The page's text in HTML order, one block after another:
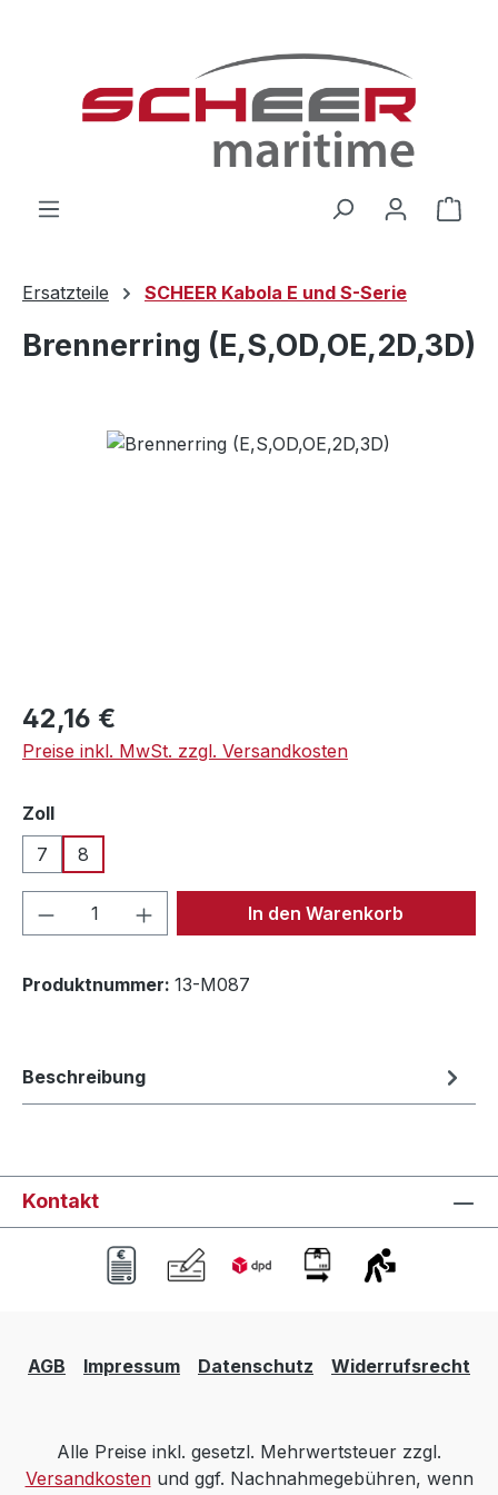
Ersatzteile SCHEER Kabola E und S-Serie
Brennerring (E,S,OD,OE,2D,3D)
Bildergalerie überspringen
Regulärer Preis:
42,16 €
Preise inkl. MwSt. zzgl. Versandkosten
Zollauswählen
7
8
Produkt Anzahl: Gib denIn den Warenkorb
Produktnummer: 13-M087
Beschreibung
Kontakt
AGB Impressum Datenschutz Widerrufsrecht
Alle Preise inkl. gesetzl. Mehrwertsteuer zzgl.
Versandkostenund ggf. Nachnahmegebühren, wenn